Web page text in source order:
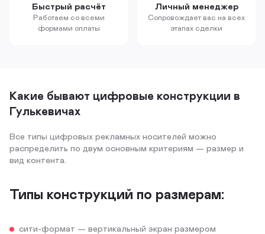
Быстрый расчёт
Работаем со всеми
формами оплаты
Личный менеджер
Сопровождает вас на всех
этапах сделки
Какие бывают цифровые конструкции в
Гулькевичах
Все типы цифровых рекламных носителей можно
распределить по двум основным критериям — размер и
вид контента.
Типы конструкций по размерам:
сити-формат — вертикальный экран размером